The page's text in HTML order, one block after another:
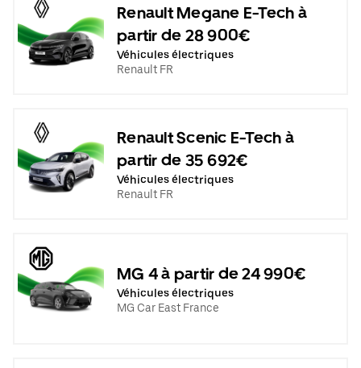
Renault Megane E-Tech à
partir de 28 900€
Véhicules électriques
Renault FR
Renault Scenic E-Tech à
partir de 35 692€
Véhicules électriques
Renault FR
MG 4 à partir de 24 990€
Véhicules électriques
MG Car East France